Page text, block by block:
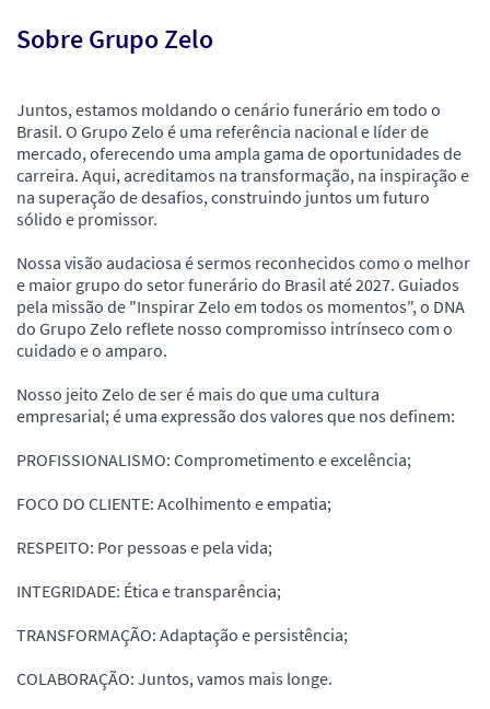
Sobre Grupo Zelo
Juntos, estamos moldando o cenário funerário em todo o
Brasil. O Grupo Zelo é uma referência nacional e líder de
mercado, oferecendo uma ampla gama de oportunidades de
carreira. Aqui, acreditamos na transformação, na inspiração e
na superação de desafios, construindo juntos um futuro
sólido e promissor.
Nossa visão audaciosa é sermos reconhecidos como o melhor
e maior grupo do setor funerário do Brasil até 2027. Guiados
pela missão de "Inspirar Zelo em todos os momentos", o DNA
do Grupo Zelo reflete nosso compromisso intrínseco com o
cuidado e o amparo.
Nosso jeito Zelo de ser é mais do que uma cultura
empresarial; é uma expressão dos valores que nos definem:
PROFISSIONALISMO: Comprometimento e excelência;
FOCO DO CLIENTE: Acolhimento e empatia;
RESPEITO: Por pessoas e pela vida;
INTEGRIDADE: Ética e transparência;
TRANSFORMAÇÃO: Adaptação e persistência;
COLABORAÇÃO: Juntos, vamos mais longe.